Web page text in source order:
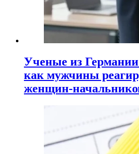
Ученые из
как мужчины
женщин-